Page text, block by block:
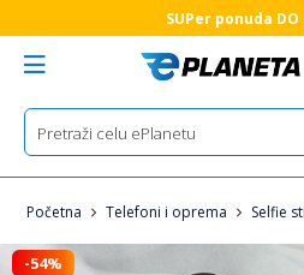
SUPer ponuda DO
Početna Telefoni i oprema Selfie
-54%